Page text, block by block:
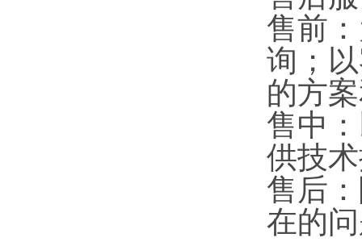
售前
询；
的方
售中
供技
售后
在的